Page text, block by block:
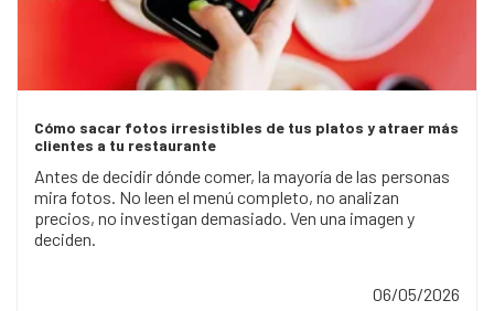
Cómo sacar fotos irresistibles de tus platos y atraer más
clientes a tu restaurante
Antes de decidir dónde comer, la mayoría de las personas
mira fotos. No leen el menú completo, no analizan
precios, no investigan demasiado. Ven una imagen y
deciden.
06/05/2026